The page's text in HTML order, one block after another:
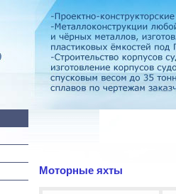
Моторные яхты